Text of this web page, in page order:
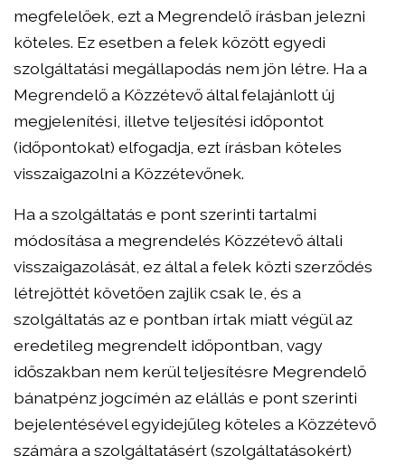
megfelelőek, ezt a Megrendelő írásban jelezni
köteles. Ez esetben a felek között egyedi
szolgáltatási megállapodás nem jön létre. Ha a
Megrendelő a Közzétevő által felajánlott új
megjelenítési, illetve teljesítési időpontot
(időpontokat) elfogadja, ezt írásban köteles
visszaigazolni a Közzétevőnek.
Ha a szolgáltatás e pont szerinti tartalmi
módosítása a megrendelés Közzétevő általi
visszaigazolását, ez által a felek közti szerződés
létrejöttét követően zajlik csak le, és a
szolgáltatás az e pontban írtak miatt végül az
eredetileg megrendelt időpontban, vagy
időszakban nem kerül teljesítésre Megrendelő
bánatpénz jogcímén az elállás e pont szerinti
bejelentésével egyidejűleg köteles a Közzétevő
számára a szolgáltatásért (szolgáltatásokért)